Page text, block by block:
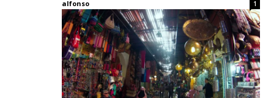
My
alfonso 1